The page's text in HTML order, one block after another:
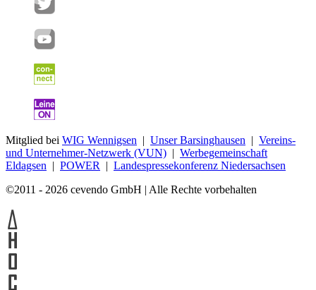
Mitglied bei WIG Wennigsen | Unser Barsinghausen | Vereins-
und Unternehmer-Netzwerk (VUN) | Werbegemeinschaft
Eldagsen | POWER | Landespressekonferenz Niedersachsen
©2011 - 2026 cevendo GmbH | Alle Rechte vorbehalten